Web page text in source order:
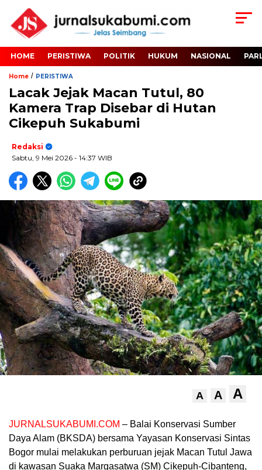
HOME PERISTIWA POLITIK HUKUM NASIONAL
Home / PERISTIWA
Lacak Jejak Macan Tutul, 80
Kamera Trap Disebar di Hutan
Cikepuh Sukabumi
Redaksi
Sabtu, 9 Mei 2026 - 14:37 WIB
A A A
JURNALSUKABUMI.COM – Balai Konservasi Sumber
Daya Alam (BKSDA) bersama Yayasan Konservasi Sintas
Bogor mulai melakukan perburuan jejak Macan Tutul Jawa
di kawasan Suaka Margasatwa (SM) Cikepuh-Cibanteng,